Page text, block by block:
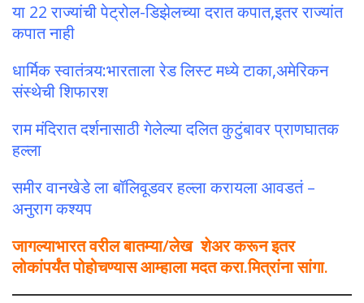
या 22 राज्यांची पेट्रोल-डिझेलच्या दरात कपात,इतर राज्यांत
कपात नाही
धार्मिक स्वातंत्र्य:भारताला रेड लिस्ट मध्ये टाका,अमेरिकन
संस्थेची शिफारश
राम मंदिरात दर्शनासाठी गेलेल्या दलित कुटुंबावर प्राणघातक
हल्ला
समीर वानखेडे ला बॉलिवूडवर हल्ला करायला आवडतं –
अनुराग कश्यप
जागल्याभारत वरील बातम्या/लेख शेअर करून इतर
लोकांपर्यंत पोहोचण्यास आम्हाला मदत करा.मित्रांना सांगा.